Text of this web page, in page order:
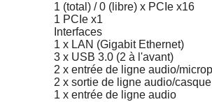
1 (total) / 0 (libre) x PCIe x16
1 PCIe x1
Interfaces
1 x LAN (Gigabit Ethernet)
3 x USB 3.0 (2 à l'avant)
2 x entrée de ligne audio/
2 x sortie de ligne audio/
1 x entrée de ligne audio